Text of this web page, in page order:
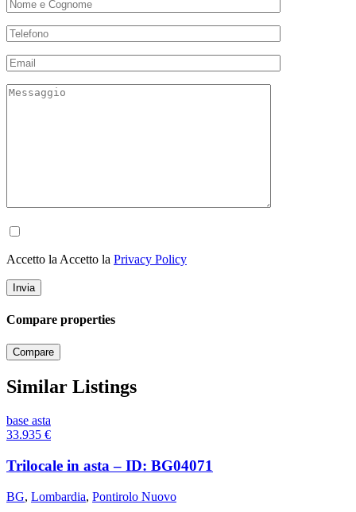
Accetto la Accetto la Privacy Policy
Compare properties
Compare
Similar Listings
base asta
33.935 €
Trilocale in asta – ID: BG04071
BG, Lombardia, Pontirolo Nuovo